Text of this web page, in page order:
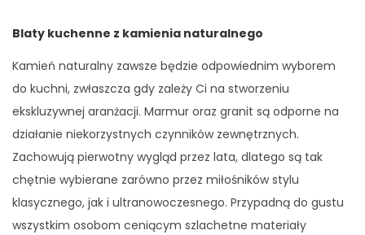
Blaty kuchenne z kamienia naturalnego
Kamień naturalny zawsze będzie odpowiednim wyborem
do kuchni, zwłaszcza gdy zależy Ci na stworzeniu
ekskluzywnej aranżacji. Marmur oraz granit są odporne na
działanie niekorzystnych czynników zewnętrznych.
Zachowują pierwotny wygląd przez lata, dlatego są tak
chętnie wybierane zarówno przez miłośników stylu
klasycznego, jak i ultranowoczesnego. Przypadną do gustu
wszystkim osobom ceniącym szlachetne materiały